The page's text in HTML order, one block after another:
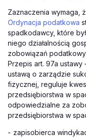
Zaznaczenia wymaga,
Ordynacja podatkowa
spadkodawcy, które
niego działalnością
zobowiązań
Przepis art. 97a ustawy
ustawą o zarządzie
fizycznej, reguluje
przedsiębiorstwa w
odpowiedzialne za
przedsiębiorstwa w
- zapisobierca